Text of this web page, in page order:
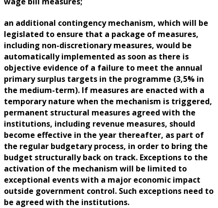
an additional contingency mechanism, which will be
legislated to ensure that a package of measures,
including non-discretionary measures, would be
automatically implemented as soon as there is
objective evidence of a failure to meet the annual
primary surplus targets in the programme (3,5% in
the medium-term). If measures are enacted with a
temporary nature when the mechanism is triggered,
permanent structural measures agreed with the
institutions, including revenue measures, should
become effective in the year thereafter, as part of
the regular budgetary process, in order to bring the
budget structurally back on track. Exceptions to the
activation of the mechanism will be limited to
exceptional events with a major economic impact
outside government control. Such exceptions need to
be agreed with the institutions.